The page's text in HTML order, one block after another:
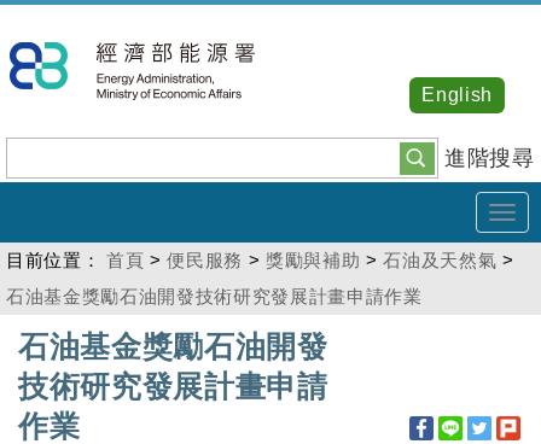
到
主
內
容
進階搜尋
English
目前位置： 首頁 >便民服務 > 獎勵與補助 >石油及天然氣 >
石油基金獎勵石油開發技術研究發展計畫申請作業
:::
石油基金獎勵石油開發
技術研究發展計畫申請
作業